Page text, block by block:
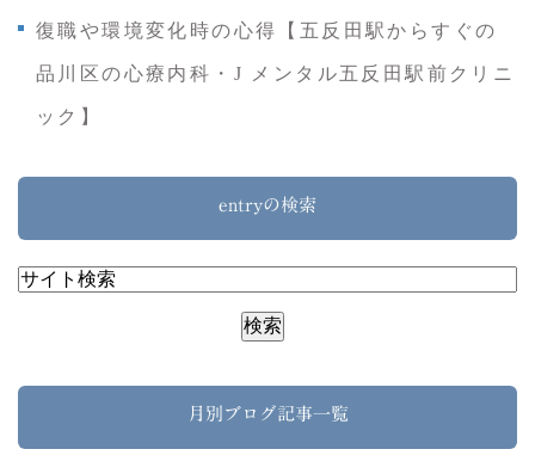
復職や環境変化時の心得【五反田駅からすぐの
品川区の心療内科・J メンタル五反田駅前クリニ
ック】
entryの検索
月別ブログ記事一覧